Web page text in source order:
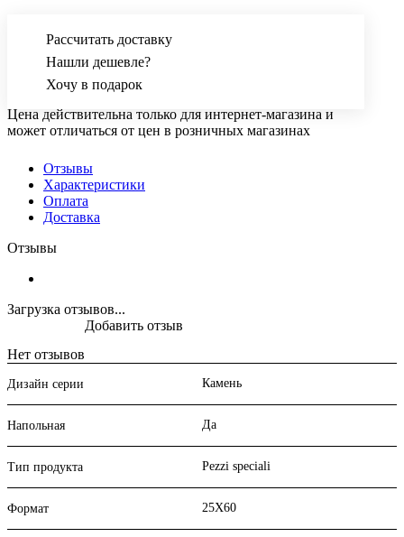
Рассчитать доставку
Нашли дешевле?
Хочу в подарок
Цена действительна только для интернет-магазина и
может отличаться от цен в розничных магазинах
Отзывы
Характеристики
Оплата
Доставка
Отзывы
Загрузка отзывов...
Нет отзывов
Добавить отзыв
Дизайн серии Камень
Напольная Да
Тип продукта Pezzi speciali
Формат 25X60